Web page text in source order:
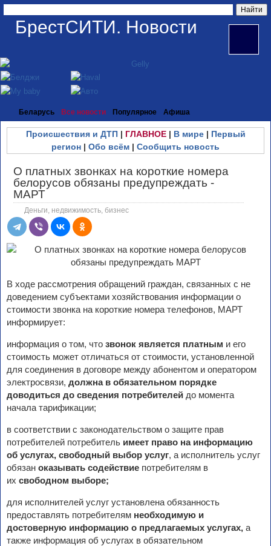
БрестСИТИ. Новости
Беларусь Все новости Популярное Афиша
Происшествия и ДТП| ГЛАВНОЕ| В мире| Первый
регион | Обо всём | Сообщить новость
О платных звонках на короткие номера
белорусов обязаны предупреждать -
МАРТ
Деньги, недвижимость, бизнес
В ходе рассмотрения обращений граждан, связанных с не
доведением субъектами хозяйствования информации о
стоимости звонка на короткие номера телефонов, МАРТ
информирует:
информация о том, что звонок является платным и его
стоимость может отличаться от стоимости, установленной
для соединения в договоре между абонентом и оператором
электросвязи, должна в обязательном порядке
доводиться до сведения потребителей до момента
начала тарификации;
в соответствии с законодательством о защите прав
потребителей потребитель имеет право на информацию
об услугах, свободный выбор услуг, а исполнитель услуг
обязан оказывать содействие потребителям в
их свободном выборе;
для исполнителей услуг установлена обязанность
предоставлять потребителям необходимую и
достоверную информацию о предлагаемых услугах, а
также информация об услугах в обязательном